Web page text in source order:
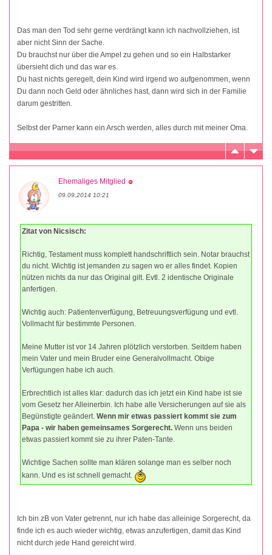
Das man den Tod sehr gerne verdrängt kann ich nachvollziehen, ist
aber nicht Sinn der Sache.
Du brauchst nur über die Ampel zu gehen und so ein Halbstarker
übersieht dich und das war es.
Du hast nichts geregelt, dein Kind wird irgend wo aufgenommen, wenn
Du dann noch Geld oder ähnliches hast, dann wird sich in der Familie
darum gestritten.
Selbst der Parner kann ein Arsch werden, alles durch mit meiner Oma.
Ehemaliges Mitglied
09.09.2014 10:21
Zitat von Nicsisch:
Richtig, Testament muss komplett handschriftlich sein. Notar brauchst
du nicht. Wichtig ist jemanden zu sagen wo er alles findet. Kopien
nützen nichts da nur das Original gilt. Evtl. 2 identische Originale
anfertigen.
Wichtig auch: Patientenverfügung, Betreuungsverfügung und evtl.
Vollmacht für bestimmte Personen.
Meine Mutter ist vor 14 Jahren plötzlich verstorben. Seitdem haben
mein Vater und mein Bruder eine Generalvollmacht. Obige
Verfügungen habe ich auch.
Erbrechtlich ist alles klar: dadurch das ich jetzt ein Kind habe ist sie
vom Gesetz her Alleinerbin. Ich habe alle Versicherungen auf sie als
Begünstigte geändert. Wenn mir etwas passiert kommt sie zum
Papa - wir haben gemeinsames Sorgerecht. Wenn uns beiden
etwas passiert kommt sie zu ihrer Paten-Tante.
Wichtige Sachen sollte man klären solange man es selber noch
kann. Und es ist schnell gemacht.
Ich bin zB von Vater getrennt, nur ich habe das alleinige Sorgerecht, da
finde ich es auch wieder wichtig, etwas anzufertigen, damit das Kind
nicht durch jede Hand gereicht wird.